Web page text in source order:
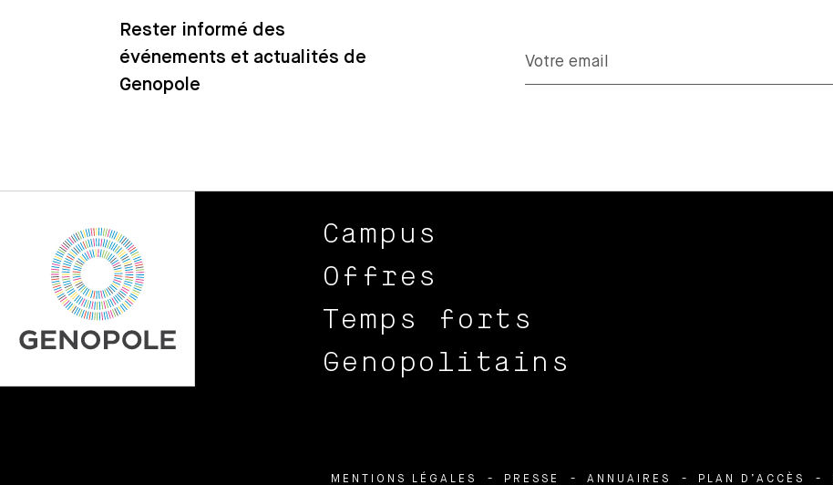
Rester informé des
événements et actualités de
Genopole
Campus
Offres
Temps forts
Genopolitains
MENTIONS LÉGALES PRESSE ANNUAIRES PLAN D’ACCÈS